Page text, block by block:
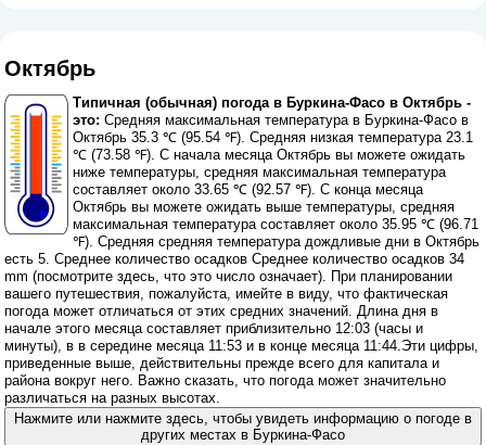
Октябрь
Типичная (обычная) погода в Буркина-Фасо в Октябрь -
это: Средняя максимальная температура в Буркина-Фасо в
Октябрь 35.3 ℃ (95.54 ℉). Средняя низкая температура 23.1
℃ (73.58 ℉). С начала месяца Октябрь вы можете ожидать
ниже температуры, средняя максимальная температура
составляет около 33.65 ℃ (92.57 ℉). С конца месяца
Октябрь вы можете ожидать выше температуры, средняя
максимальная температура составляет около 35.95 ℃ (96.71
℉). Средняя средняя температура дождливые дни в Октябрь
есть 5. Среднее количество осадков Среднее количество осадков 34
mm (посмотрите здесь, что это число означает). При планировании
вашего путешествия, пожалуйста, имейте в виду, что фактическая
погода может отличаться от этих средних значений. Длина дня в
начале этого месяца составляет приблизительно 12:03 (часы и
минуты), в в середине месяца 11:53 и в конце месяца 11:44.Эти цифры,
приведенные выше, действительны прежде всего для капитала и
района вокруг него. Важно сказать, что погода может значительно
различаться на разных высотах.
Нажмите или нажмите здесь, чтобы увидеть информацию о погоде в
других местах в Буркина-Фасо